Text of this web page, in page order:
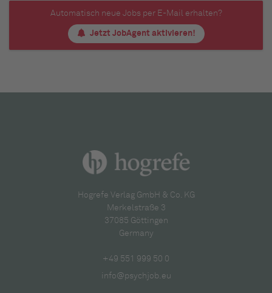
Automatisch neue Jobs per E-Mail erhalten?
Jetzt JobAgent aktivieren!
Hogrefe Verlag GmbH & Co. KG
Merkelstraße 3
37085 Göttingen
Germany
+49 551 999 50 0
info@psychjob.eu